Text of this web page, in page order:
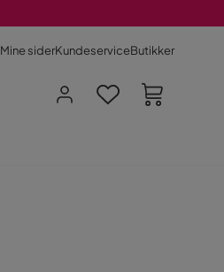
Mine siderKundeserviceButikker